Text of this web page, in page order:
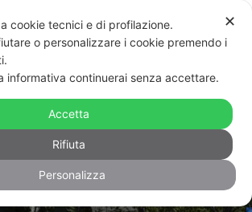
concede spazi a
ma diffida l’evento sui
diritti lgbt
✕
cookie tecnici e di profilazione.
o personalizzare i cookie premendo i
informativa continuerai senza accettare.
Accetta
Rifiuta
Personalizza